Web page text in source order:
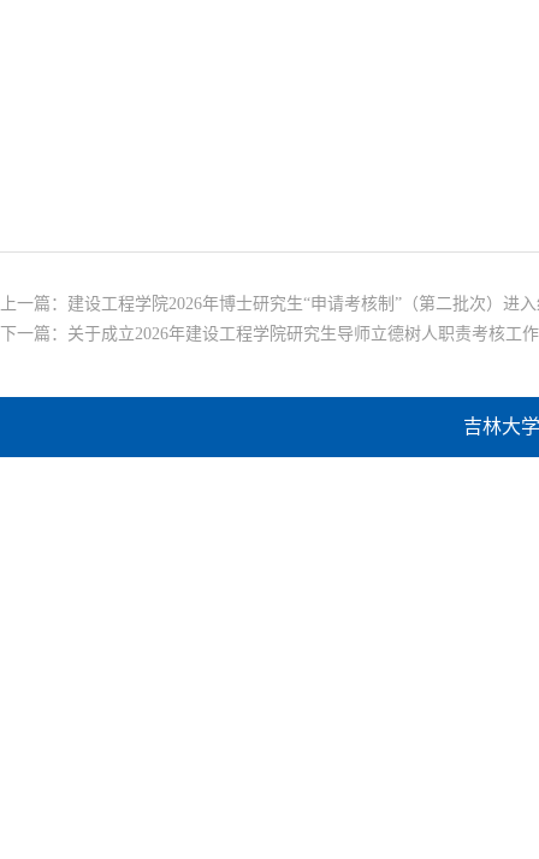
上一篇： 建设工程学院2026年博士研究生“申请考核制”（第二批次）进
下一篇： 关于成立2026年建设工程学院研究生导师立德树人职责考核工
吉林大